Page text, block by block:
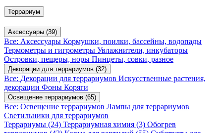
Террариум
Аксессуары (39)
Все: Аксессуары Кормушки, поилки, бассейны, водопады
Термометры и гигрометры Увлажнители, инкубаторы
Островки, пещеры, норы Пинцеты, совки, разное
Декорации для террариумов (32)
Все: Декорации для террариумов Искусственные растения,
декорации Фоны Коряги
Освещение террариумов (65)
Все: Освещение террариумов Лампы для террариумов
Светильники для террариумов
Террариумы (24) Террариумная химия (3) Обогрев